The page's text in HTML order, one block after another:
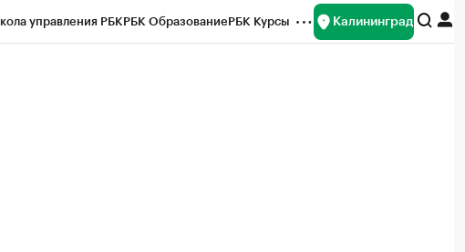
управления РБКРБК ОбразованиеРБК Курсы Калининград